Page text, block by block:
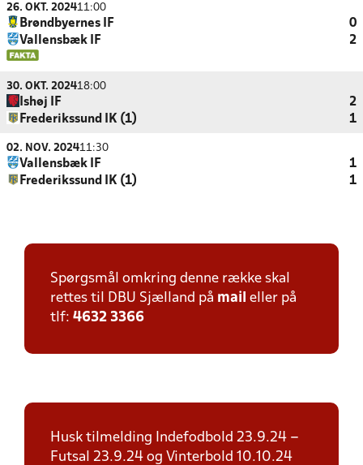
26. OKT. 202411:00
Brøndbyernes IF
0
Vallensbæk IF
2
30. OKT. 202418:00
Ishøj IF
2
Frederikssund IK (1)
1
02. NOV. 202411:30
Vallensbæk IF
1
Frederikssund IK (1)
1
Spørgsmål omkring denne række skal
rettes til DBU Sjælland på mail eller på
tlf: 4632 3366
Husk tilmelding Indefodbold 23.9.24 –
Futsal 23.9.24 og Vinterbold 10.10.24